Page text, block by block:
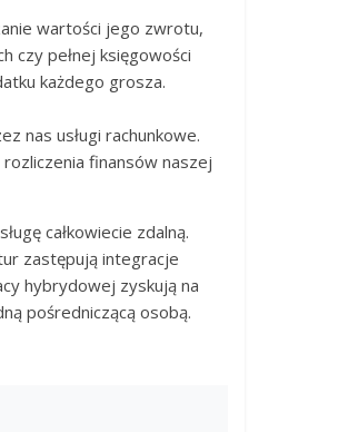
wartości jego zwrotu,
czy pełnej księgowości
każdego grosza.
nas usługi rachunkowe.
finansów naszej
całkowiecie zdalną.
zastępują integracje
hybrydowej zyskują na
pośredniczącą osobą.